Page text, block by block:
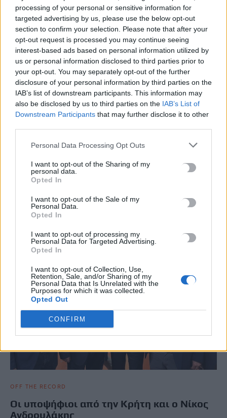
processing of your personal or sensitive information for
targeted advertising by us, please use the below opt-out
section to confirm your selection. Please note that after your
opt-out request is processed you may continue seeing
interest-based ads based on personal information utilized by
us or personal information disclosed to third parties prior to
your opt-out. You may separately opt-out of the further
disclosure of your personal information by third parties on the
IAB’s list of downstream participants. This information may
also be disclosed by us to third parties on the IAB’s List of
Downstream Participants that may further disclose it to other
Personal Data Processing Opt Outs
I want to opt-out of the Sharing of my
personal data.
Opted In
I want to opt-out of the Sale of my
Personal Data.
Opted In
I want to opt-out of processing my
Personal Data for Targeted Advertising.
Opted In
I want to opt-out of Collection, Use,
Retention, Sale, and/or Sharing of my
Personal Data that Is Unrelated with the
Purposes for which it was collected.
Opted Out
CONFIRM
Καιρός: 35άρια και ισχυροί άνεμοι στην Κρήτη
6 Αυγούστου, 2026
Σητεία: Φωτιά στο Καρύδι – Ήχησε το 112, επιχειρούν
εναέρια
6 Αυγούστου, 2026
TRENDING
#MARFIN #ΚΑΙΡΟΣ #ΕΜΥ #ΦΩΤΙΑ
OFF THE RECORD
Οι υποψήφιοι από την Κρήτη και ο Νίκος
Ανδρουλάκης